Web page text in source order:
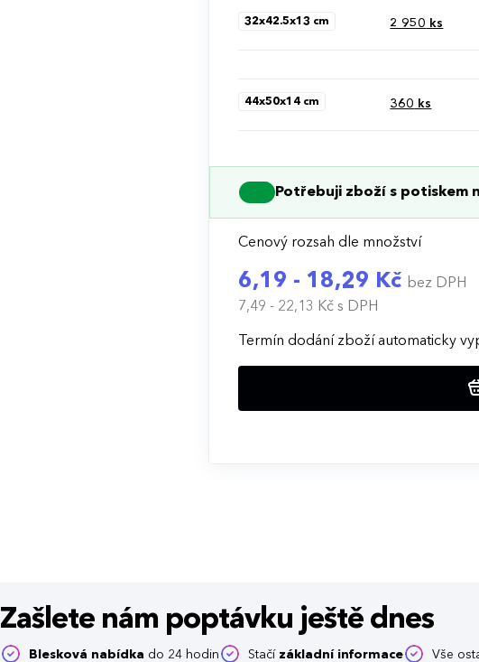
32x42.5x13 cm 2 950 ks
44x50x14 cm 360 ks
Potřebuji zboží s potiskem
Cenový rozsah dle množství
6,19 - 18,29 Kč bez DPH
7,49 - 22,13 Kčs DPH
Termín dodání zboží automaticky
Zašlete nám poptávku ještě dnes
Blesková nabídka do 24 hodin Stačí základní informace Vše